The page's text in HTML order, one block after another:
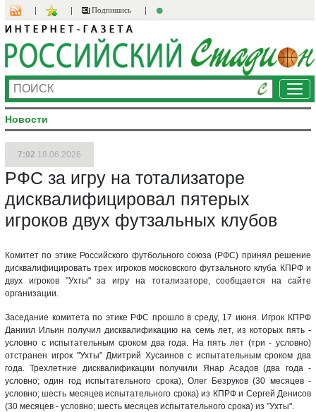
Подпишись
Новости
7:02 18.06.2026
РФС за игру на тотализаторе
дисквалифицировал пятерых
игроков двух футзальных клубов
Комитет по этике Российского футбольного союза (РФС) принял решение
дисквалифицировать трех игроков московского футзального клуба КПРФ и
двух игроков "Ухты" за игру на тотализаторе, сообщается на сайте
организации.
Заседание комитета по этике РФС прошло в среду, 17 июня. Игрок КПРФ
Даниил Ильин получил дисквалификацию на семь лет, из которых пять -
условно с испытательным сроком два года. На пять лет (три - условно)
отстранен игрок "Ухты" Дмитрий Хусаинов с испытательным сроком два
года. Трехлетние дисквалификации получили Янар Асадов (два года -
условно; один год испытательного срока), Олег Безруков (30 месяцев -
условно; шесть месяцев испытательного срока) из КПРФ и Сергей Денисов
(30 месяцев - условно; шесть месяцев испытательного срока) из "Ухты".